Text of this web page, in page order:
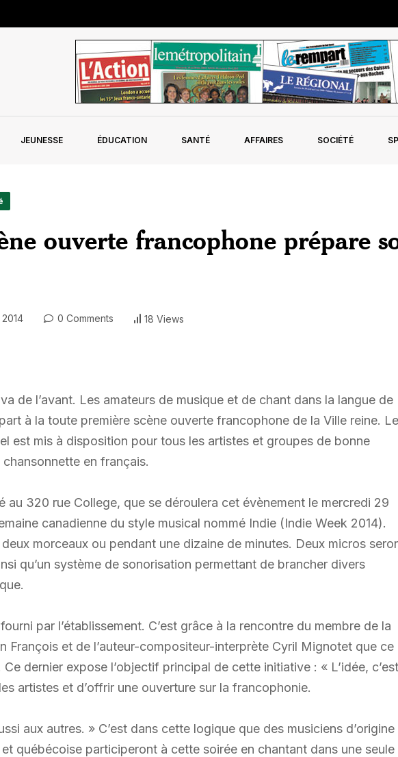
JEUNESSE ÉDUCATION SANTÉ AFFAIRES SOCIÉTÉ
ouverte francophone prépare
0 Comments 18 Views
de l’avant. Les amateurs de musique et de chant dans la langue de
à la toute première scène ouverte francophone de la Ville reine. Le
est mis à disposition pour tous les artistes et groupes de bonne
en français.
au 320 rue College, que se déroulera cet évènement le mercredi 29
canadienne du style musical nommé Indie (Indie Week 2014).
morceaux ou pendant une dizaine de minutes. Deux micros
qu’un système de sonorisation permettant de brancher divers
par l’établissement. C’est grâce à la rencontre du membre de la
François et de l’auteur-compositeur-interprète Cyril Mignotet que ce
dernier expose l’objectif principal de cette initiative : « L’idée, c’est
artistes et d’offrir une ouverture sur la francophonie.
aux autres. » C’est dans cette logique que des musiciens d’origine
québécoise participeront à cette soirée en chantant dans une seule